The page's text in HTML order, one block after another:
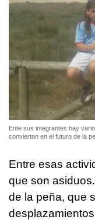
Ente sus integrantes hay
conviertan en el futuro de la
Entre esas
que son
de la peña, que